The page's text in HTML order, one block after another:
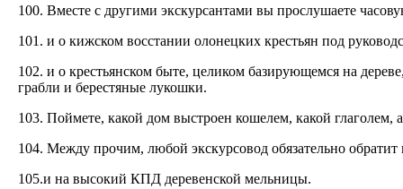
100. Вместе с другими экскурсантами вы прослушаете
101. и о кижском восстании олонецких крестьян под
102. и о крестьянском быте, целиком базирующемся на
грабли и берестяные лукошки.
103. Поймете, какой дом выстроен кошелем, какой глаголем,
104. Между прочим, любой экскурсовод обязательно
105.и на высокий КПД деревенской мельницы.